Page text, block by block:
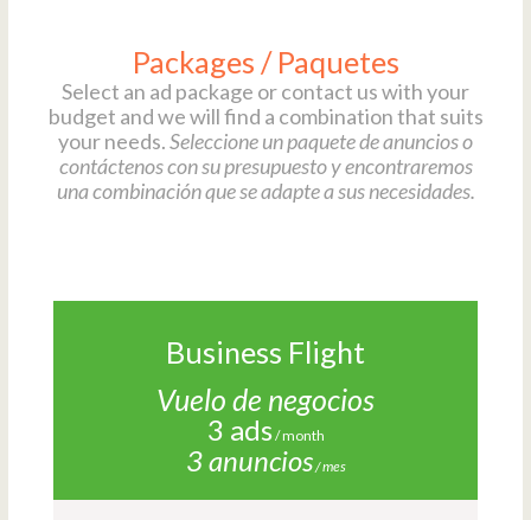
Packages / Paquetes
Select an ad package or contact us with your
budget and we will find a combination that suits
your needs.Seleccione un paquete de anuncios o
contáctenos con su presupuesto y encontraremos
una combinación que se adapte a sus necesidades.
Business Flight
Vuelo de negocios
3 ads/ month
3 anuncios/ mes